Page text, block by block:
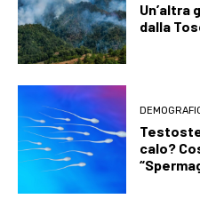
Un’altra
dalla
calo?